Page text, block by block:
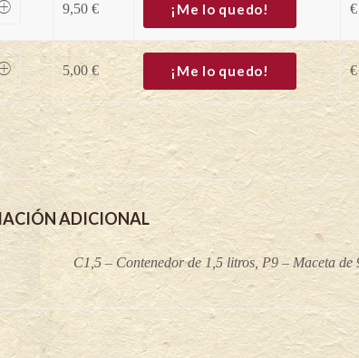
9,50 € ¡Me lo quedo! €
5,00€ ¡Me lo quedo!
ADICIONAL
C1,5 – Contenedor de 1,5 litros, P9 – Maceta de